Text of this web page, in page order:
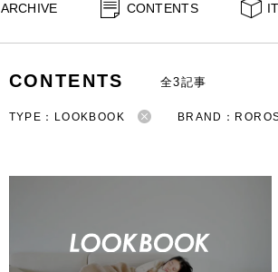
ARCHIVE CONTENTS
CONTENTS 全3記事
TYPE：LOOKBOOK BRAND：